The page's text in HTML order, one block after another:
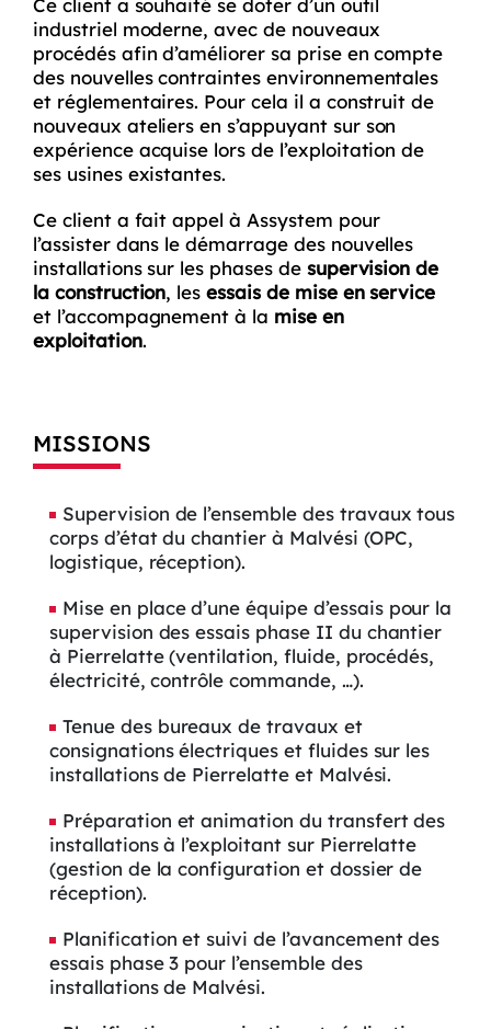
industriel moderne, avec de nouveaux
procédés afin d’améliorer sa prise en compte
des nouvelles contraintes environnementales
et réglementaires. Pour cela il a construit de
nouveaux ateliers en s’appuyant sur son
expérience acquise lors de l’exploitation de
ses usines existantes.
Ce client a fait appel à Assystem pour
l’assister dans le démarrage des nouvelles
installations sur les phases de supervision de
la construction, les essais de mise en service
et l’accompagnement à la mise en
exploitation.
MISSIONS
Supervision de l’ensemble des travaux tous
corps d’état du chantier à Malvési (OPC,
logistique, réception).
Mise en place d’une équipe d’essais pour la
supervision des essais phase II du chantier
à Pierrelatte (ventilation, fluide, procédés,
électricité, contrôle commande, …).
Tenue des bureaux de travaux et
consignations électriques et fluides sur les
installations de Pierrelatte et Malvési.
Préparation et animation du transfert des
installations à l’exploitant sur Pierrelatte
(gestion de la configuration et dossier de
réception).
Planification et suivi de l’avancement des
essais phase 3 pour l’ensemble des
installations de Malvési.